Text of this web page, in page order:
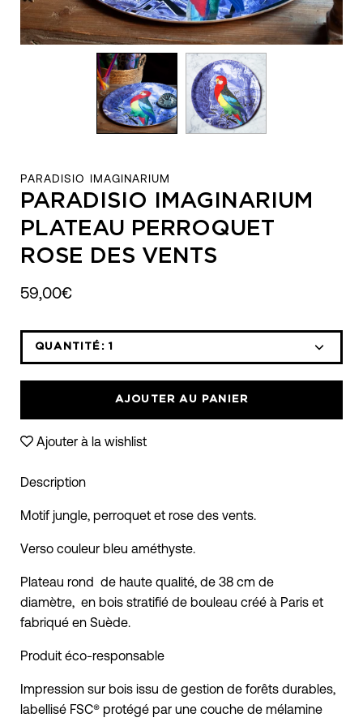
PARADISIO IMAGINARIUM
PARADISIO IMAGINARIUM
PLATEAU PERROQUET
ROSE DES VENTS
59,00€
QUANTITÉ: 1
AJOUTER AU PANIER
Ajouter à la wishlist
Description
Motif jungle, perroquet et rose des vents.
Verso couleur bleu améthyste.
Plateau rond de haute qualité, de 38 cm de
diamètre, en bois stratifié de bouleau créé à Paris et
fabriqué en Suède.
Produit éco-responsable
Impression sur bois issu de gestion de forêts durables,
labellisé FSC® protégé par une couche de mélamine